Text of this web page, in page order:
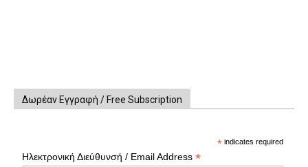
Δωρέαν Εγγραφή / Free Subscription
* indicates required
Ηλεκτρονική Διεύθυνσή / Email Address*